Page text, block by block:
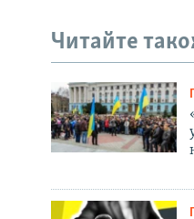
Читайте